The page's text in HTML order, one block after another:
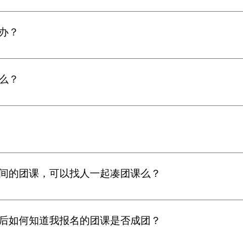
式拉群通知）之后不可取消， 如因个人原因无法参加课程，可
？
或是退还定金给您
？
必备清单
。请大家避免迟到。
的团课，可以找人一起凑团课么？
3人预约私教课或者咨询大白团队为您定制课程
如何知道我报名的团课是否成团？